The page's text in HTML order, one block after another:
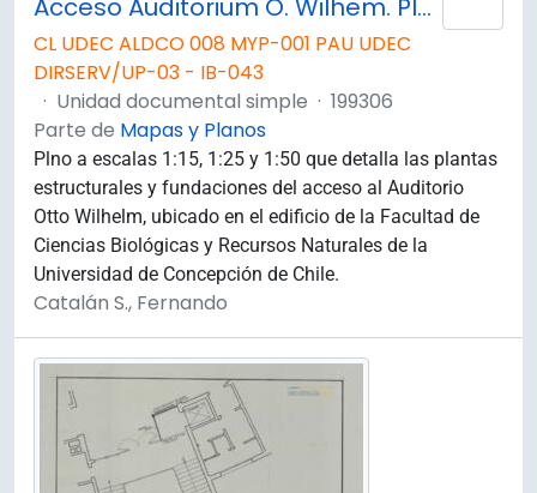
Acceso Auditorium O. Wilhem. Planta de Fundaciones y Estructural.
CL UDEC ALDCO 008 MYP-001 PAU UDEC
DIRSERV/UP-03 - IB-043
· Unidad documental simple · 199306
Parte de Mapas y Planos
Plno a escalas 1:15, 1:25 y 1:50 que detalla las plantas
estructurales y fundaciones del acceso al Auditorio
Otto Wilhelm, ubicado en el edificio de la Facultad de
Ciencias Biológicas y Recursos Naturales de la
Universidad de Concepción de Chile.
Catalán S., Fernando